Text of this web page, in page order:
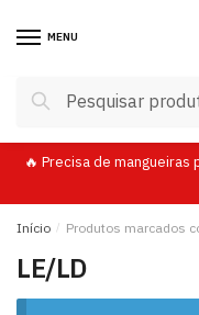
MENU
Pesquisar
por:
Pesquisar
🔥 Precisa de mangueiras
Início / Produtos marcados
LE/LD